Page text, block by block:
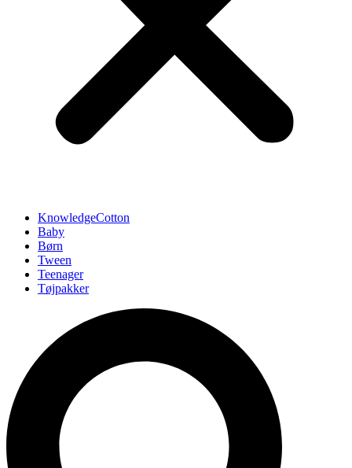
KnowledgeCotton
Baby
Børn
Tween
Teenager
Tøjpakker